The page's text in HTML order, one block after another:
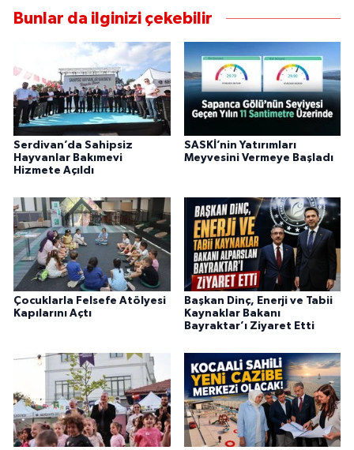
Bunlar da ilginizi çekebilir
Serdivan’da Sahipsiz
Hayvanlar Bakımevi
Hizmete Açıldı
SASKİ’nin Yatırımları
Meyvesini Vermeye Başladı
Çocuklarla Felsefe Atölyesi
Kapılarını Açtı
Başkan Dinç, Enerji ve Tabii
Kaynaklar Bakanı
Bayraktar’ı Ziyaret Etti